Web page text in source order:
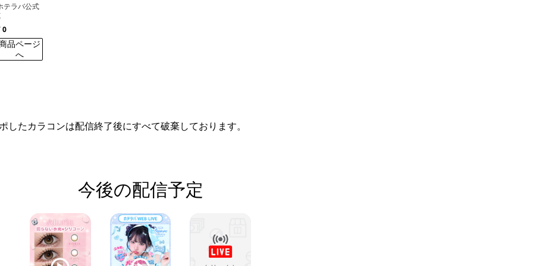
テラバ公式
0
品ページ
へ
したカラコンは配信終了後にすべて破棄しております。
今後の配信予定